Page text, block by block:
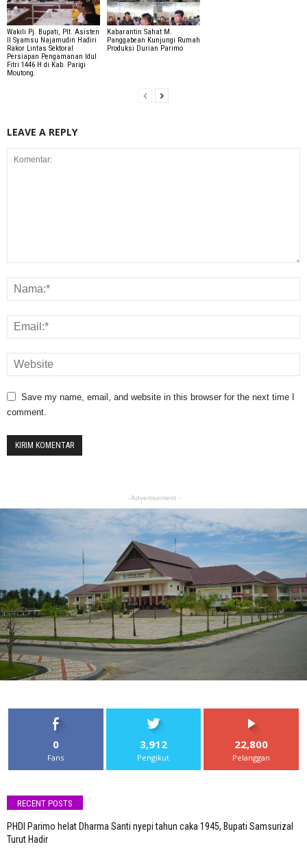
Wakili Pj. Bupati, Plt. Asisten
II Syamsu Najamudin Hadiri
Rakor Lintas Sektoral
Persiapan Pengamanan Idul
Fitri 1446 H di Kab. Parigi
Moutong.
Kabarantin Sahat M.
Panggabean Kunjungi Rumah
Produksi Durian Parimo
LEAVE A REPLY
Save my name, email, and website in this browser for the next time I
comment.
- Advertisement -
0
Fans
3,912
Pengikut
22,800
Pelanggan
RECENT POSTS
PHDI Parimo helat Dharma Santi nyepi tahun caka 1945, Bupati Samsurizal
Turut Hadir